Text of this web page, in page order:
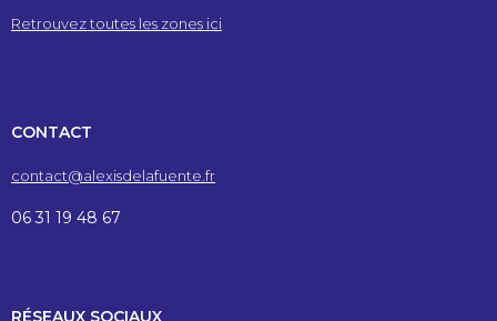
Retrouvez toutes les zones ici
CONTACT
contact@alexisdelafuente.fr
06 31 19 48 67
RÉSEAUX SOCIAUX